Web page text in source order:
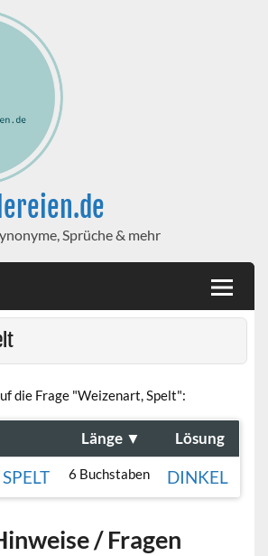
Sprüche & mehr
die Frage "Weizenart, Spelt":
Länge ▼ Lösung
6 Buchstaben DINKEL
/ Fragen